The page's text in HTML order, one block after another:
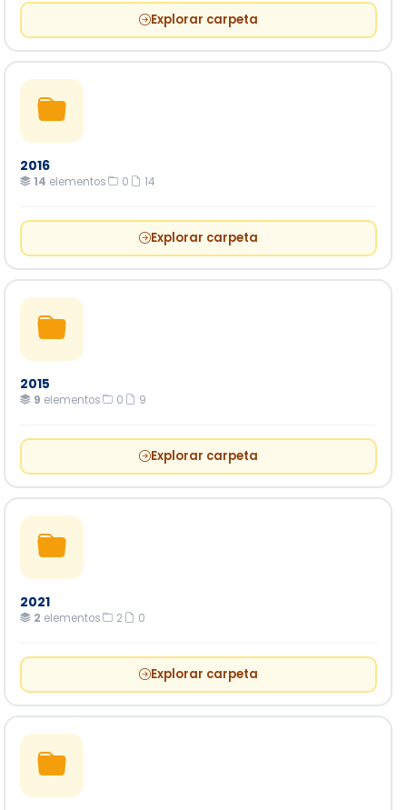
Explorar carpeta
2016
14 elementos 0 14
Explorar carpeta
2015
9 elementos 0 9
Explorar carpeta
2021
2 elementos 2 0
Explorar carpeta